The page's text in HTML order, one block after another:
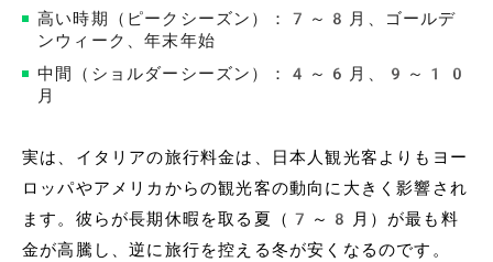
高い時期（ピークシーズン）：7～8月、ゴールデ
ンウィーク、年末年始
中間（ショルダーシーズン）：4～6月、9～10
月
実は、イタリアの旅行料金は、日本人観光客よりもヨー
ロッパやアメリカからの観光客の動向に大きく影響され
ます。彼らが長期休暇を取る夏（7～8月）が最も料
金が高騰し、逆に旅行を控える冬が安くなるのです。